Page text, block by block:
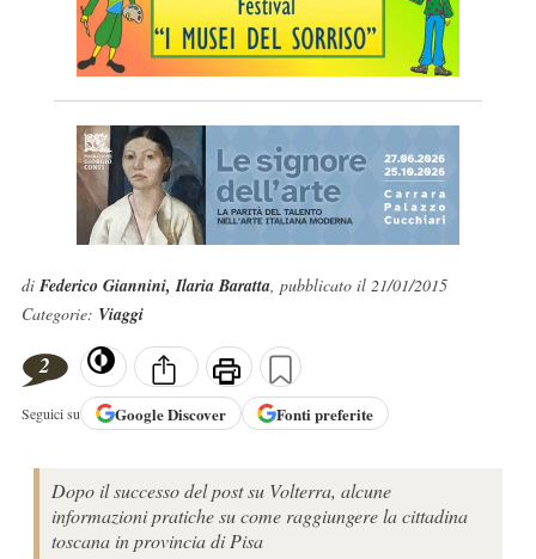
di Federico Giannini, Ilaria Baratta, pubblicato il 21/01/2015
Categorie: Viaggi
2
Seguici su GoogleDiscover Fonti preferite
Dopo il successo del post su Volterra, alcune
informazioni pratiche su come raggiungere la cittadina
toscana in provincia di Pisa